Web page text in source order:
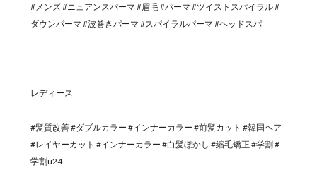
#メンズ #ニュアンスパーマ #眉毛 #パーマ #ツイストスパイラル #
ダウンパーマ #波巻きパーマ #スパイラルパーマ #ヘッドスパ
レディース
#髪質改善 #ダブルカラー #インナーカラー #前髪カット #韓国ヘア
#レイヤーカット #インナーカラー #白髪ぼかし #縮毛矯正 #学割 #
学割u24